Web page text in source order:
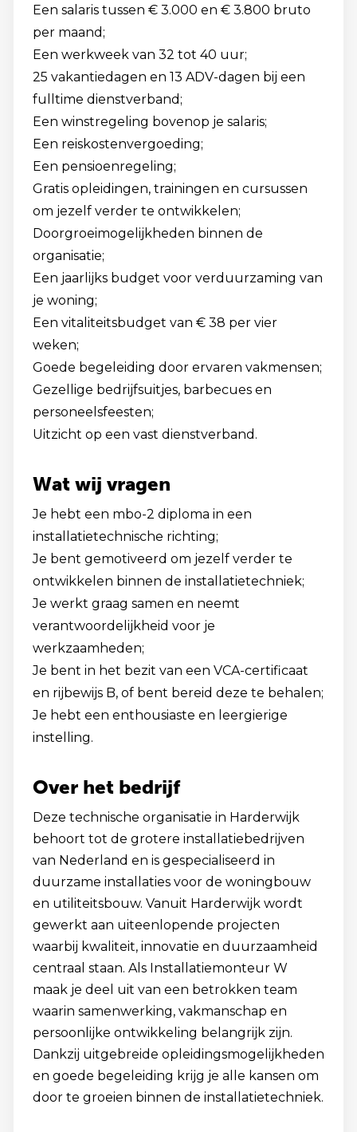
Een salaris tussen € 3.000 en € 3.800 bruto
per maand;
Een werkweek van 32 tot 40 uur;
25 vakantiedagen en 13 ADV-dagen bij een
fulltime dienstverband;
Een winstregeling bovenop je salaris;
Een reiskostenvergoeding;
Een pensioenregeling;
Gratis opleidingen, trainingen en cursussen
om jezelf verder te ontwikkelen;
Doorgroeimogelijkheden binnen de
organisatie;
Een jaarlijks budget voor verduurzaming van
je woning;
Een vitaliteitsbudget van € 38 per vier
weken;
Goede begeleiding door ervaren vakmensen;
Gezellige bedrijfsuitjes, barbecues en
personeelsfeesten;
Uitzicht op een vast dienstverband.
Wat wij vragen
Je hebt een mbo-2 diploma in een
installatietechnische richting;
Je bent gemotiveerd om jezelf verder te
ontwikkelen binnen de installatietechniek;
Je werkt graag samen en neemt
verantwoordelijkheid voor je
werkzaamheden;
Je bent in het bezit van een VCA-certificaat
en rijbewijs B, of bent bereid deze te behalen;
Je hebt een enthousiaste en leergierige
instelling.
Over het bedrijf
Deze technische organisatie in Harderwijk
behoort tot de grotere installatiebedrijven
van Nederland en is gespecialiseerd in
duurzame installaties voor de woningbouw
en utiliteitsbouw. Vanuit Harderwijk wordt
gewerkt aan uiteenlopende projecten
waarbij kwaliteit, innovatie en duurzaamheid
centraal staan. Als Installatiemonteur W
maak je deel uit van een betrokken team
waarin samenwerking, vakmanschap en
persoonlijke ontwikkeling belangrijk zijn.
Dankzij uitgebreide opleidingsmogelijkheden
en goede begeleiding krijg je alle kansen om
door te groeien binnen de installatietechniek.